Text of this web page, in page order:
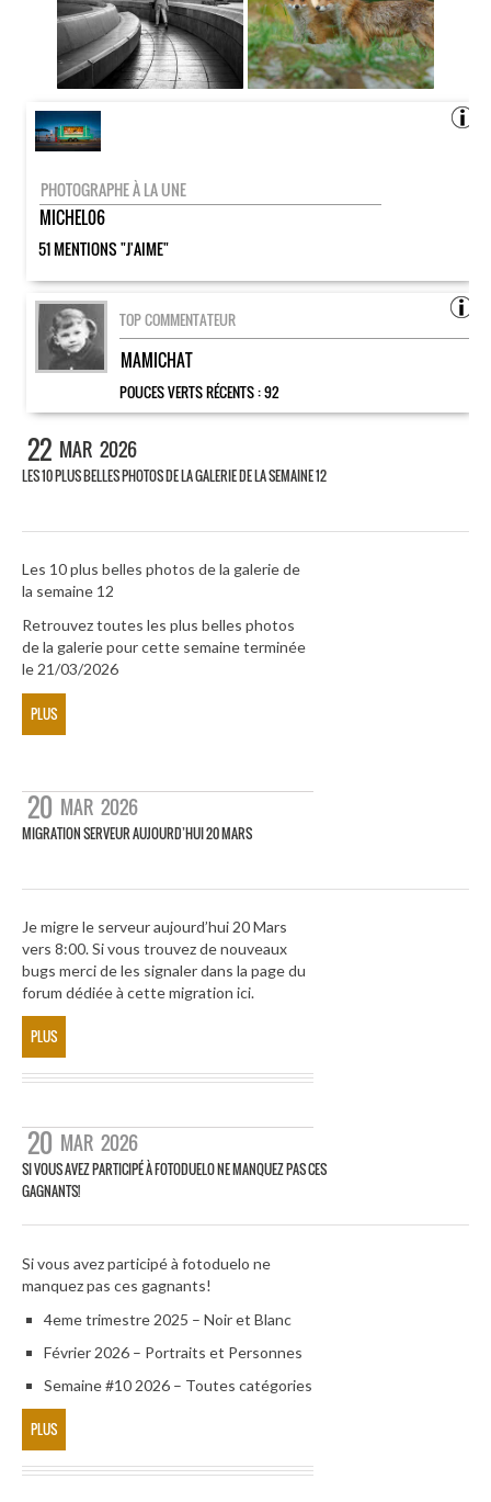
PHOTOGRAPHE À LA UNE
MICHEL06
51 MENTIONS "J'AIME"
TOP COMMENTATEUR
MAMICHAT
POUCES VERTS RÉCENTS :92
22 MAR 2026
LES 10 PLUS BELLES PHOTOS DE LA GALERIE DE LA SEMAINE 12
Les 10 plus belles photos de la galerie de
la semaine 12
Retrouvez toutes les plus belles photos
de la galerie pour cette semaine terminée
le 21/03/2026
PLUS
20 MAR 2026
MIGRATION SERVEUR AUJOURD’HUI 20 MARS
Je migre le serveur aujourd’hui 20 Mars
vers 8:00. Si vous trouvez de nouveaux
bugs merci de les signaler dans la page du
forum dédiée à cette migration ici.
PLUS
20 MAR 2026
SI VOUS AVEZ PARTICIPÉ À FOTODUELO NE MANQUEZ PAS CES
GAGNANTS!
Si vous avez participé à fotoduelo ne
manquez pas ces gagnants!
4eme trimestre 2025 – Noir et Blanc
Février 2026 – Portraits et Personnes
Semaine #10 2026 – Toutes catégories
PLUS